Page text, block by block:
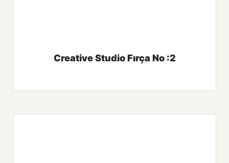
Creative Studio Fırça No :2